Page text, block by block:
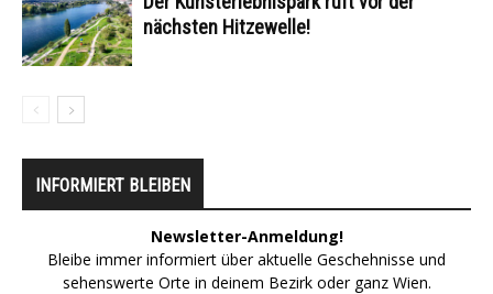
nächsten Hitzewelle!
INFORMIERT BLEIBEN
Newsletter-Anmeldung!
Bleibe immer informiert über aktuelle Geschehnisse und
sehenswerte Orte in deinem Bezirk oder ganz Wien.